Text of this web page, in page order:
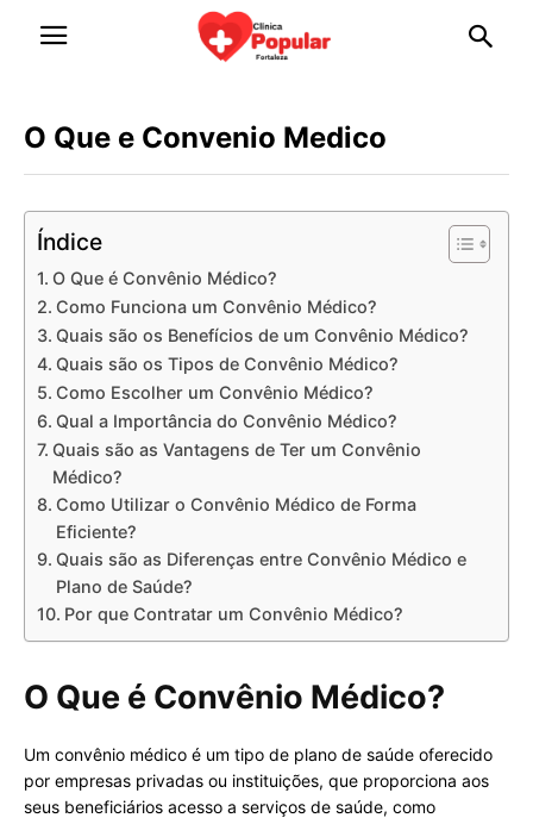
O Que e Convenio Medico
Índice
O Que é Convênio Médico?
Como Funciona um Convênio Médico?
Quais são os Benefícios de um Convênio Médico?
Quais são os Tipos de Convênio Médico?
Como Escolher um Convênio Médico?
Qual a Importância do Convênio Médico?
Quais são as Vantagens de Ter um Convênio
Médico?
Como Utilizar o Convênio Médico de Forma
Eficiente?
Quais são as Diferenças entre Convênio Médico e
Plano de Saúde?
Por que Contratar um Convênio Médico?
O Que é Convênio Médico?
Um convênio médico é um tipo de plano de saúde oferecido
por empresas privadas ou instituições, que proporciona aos
seus beneficiários acesso a serviços de saúde, como